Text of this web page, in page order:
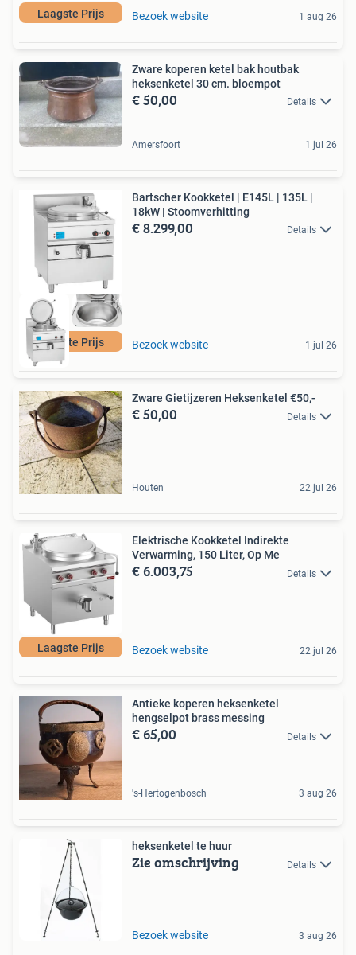
Laagste Prijs Bezoek website 1 aug 26
Zware koperen ketel bak houtbak
heksenketel 30 cm. bloempot
€ 50,00 Details
Amersfoort 1 jul 26
Laagste Prijs
Bartscher Kookketel | E145L | 135L |
18kW | Stoomverhitting
€ 8.299,00 Details
Bezoek website 1 jul 26
Zware Gietijzeren Heksenketel €50,-
€ 50,00 Details
Houten 22 jul 26
Laagste Prijs
Elektrische Kookketel Indirekte
Verwarming, 150 Liter, Op Me
€ 6.003,75 Details
Bezoek website 22 jul 26
Antieke koperen heksenketel
hengselpot brass messing
€ 65,00 Details
's-Hertogenbosch 3 aug 26
heksenketel te huur
Zie omschrijving Details
Bezoek website 3 aug 26